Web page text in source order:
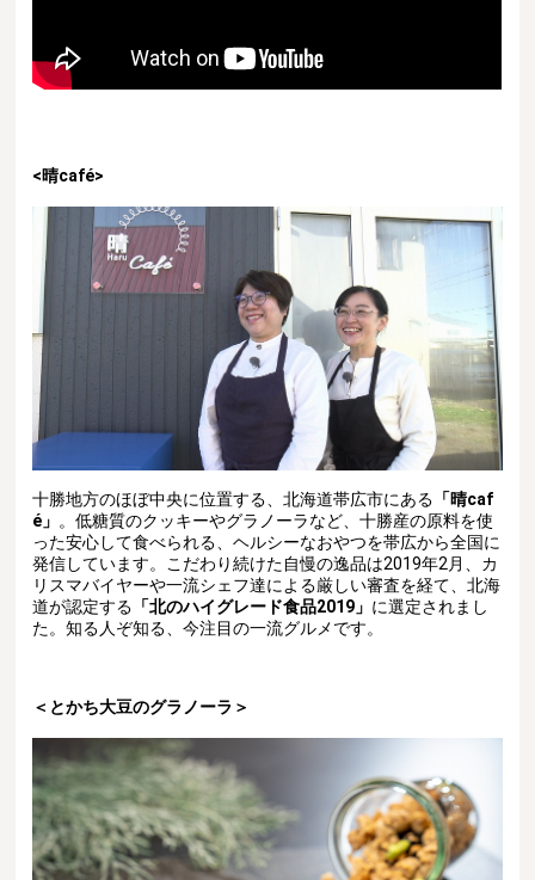
<晴café>
十勝地方のほぼ中央に位置する、北海道帯広市にある 「晴caf
é」 。低糖質のクッキーやグラノーラなど、十勝産の原料を使
った安心して食べられる、ヘルシーなおやつを帯広から全国に
発信しています。 こだわり続けた自慢の逸品は2019年2月、カ
リスマバイヤーや一流シェフ達による厳しい審査を経て、北海
道が認定する 「北のハイグレード食品2019」 に選定されまし
た。知る人ぞ知る、今注目の一流グルメです。
＜とかち大豆のグラノーラ ＞